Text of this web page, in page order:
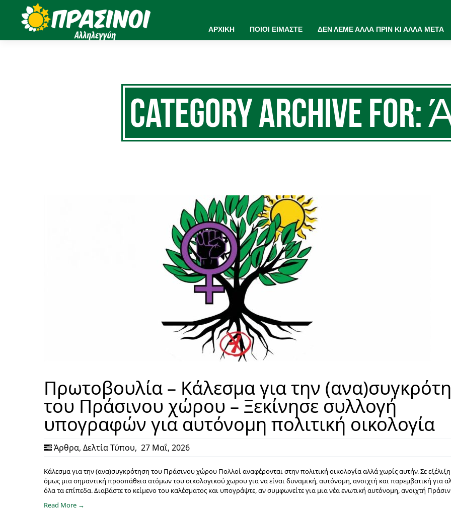
ΑΡΧΙΚΗ ΠΟΙΟΙ ΕΙΜΑΣΤΕ ΔΕΝ ΛΕΜΕ ΑΛΛΑ ΠΡΙΝ ΚΙ ΑΛΛΑ ΜΕΤΑ
Category Archive
Πρωτοβουλία – Κάλεσμα για την
του Πράσινου χώρου – Ξεκίνησε συλλογή
υπογραφών για αυτόνομη πολιτική οικολογία
Άρθρα, Δελτία Τύπου, 27 Μαΐ, 2026
Κάλεσμα για την (ανα)συγκρότηση του Πράσινου χώρου Πολλοί αναφέρονται στην πολιτική οικολογία αλλά χωρίς αυτήν. Σε εξέλιξη
όμως μια σημαντική προσπάθεια ατόμων του οικολογικού χωρου για να είναι δυναμική, αυτόνομη, ανοιχτή και παρεμβατική για
όλα τα επίπεδα. Διαβάστε το κείμενο του καλέσματος και υπογράψτε, αν συμφωνείτε για μια νέα ενωτική αυτόνομη, ανοιχτή
Read More →